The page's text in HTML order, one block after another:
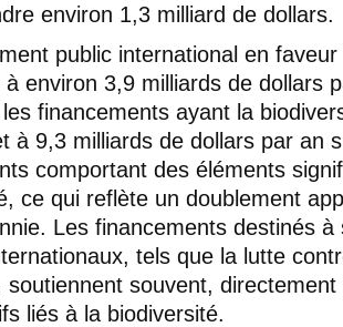
environ 1,3 milliard de dollars.
public international en
environ 3,9 milliards de dollars
financements ayant la
à 9,3 milliards de dollars par an
comportant des éléments
ce qui reflète un doublement
Les financements destinés
tels que la lutte
soutiennent souvent,
liés à la biodiversité.